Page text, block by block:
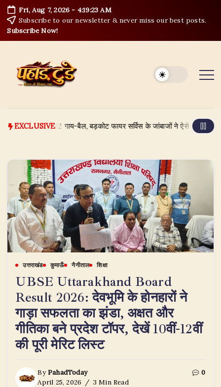
Skip
to
content
Fri, Aug 7, 2026 - 4:19:25 AM
Subscribe to our newsletter & never miss our best posts.
Subscribe Now!
EXCLUSIVE
थे 12 गाय-बैल, बड़कोट फायर सर्विस के जांबाजों ने ऐसे बचाया August
उत्तराखंड कुमाऊँ नैनीताल शिक्षा
UBSE Uttarakhand Board
Result 2026: देवभूमि के होनहारों ने
गाड़ा सफलता का झंडा, अक्षत और
गीतिका बने प्रदेश टॉपर, देखें 10वीं-12वीं
की पूरी मेरिट लिस्ट
ByPahadToday
April 25, 2026
3 Min Read
0